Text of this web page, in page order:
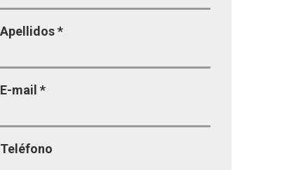
Apellidos*
E-mail *
Teléfono